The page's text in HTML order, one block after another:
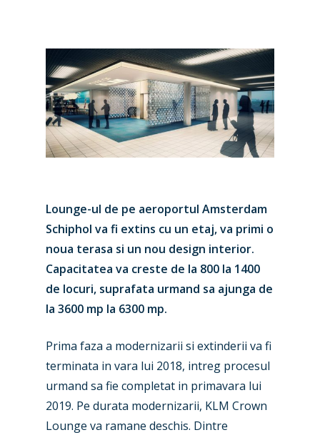
Lounge-ul de pe aeroportul Amsterdam
Schiphol va fi extins cu un etaj, va primi o
noua terasa si un nou design interior.
Capacitatea va creste de la 800 la 1400
de locuri, suprafata urmand sa ajunga de
la 3600 mp la 6300 mp.
Prima faza a modernizarii si extinderii va fi
terminata in vara lui 2018, intreg procesul
urmand sa fie completat in primavara lui
2019. Pe durata modernizarii, KLM Crown
Lounge va ramane deschis. Dintre
New Routes
Industry
Accidents / Incidents
Airshows